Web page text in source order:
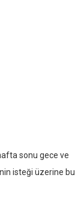
sonu gece ve
isteği üzerine bu